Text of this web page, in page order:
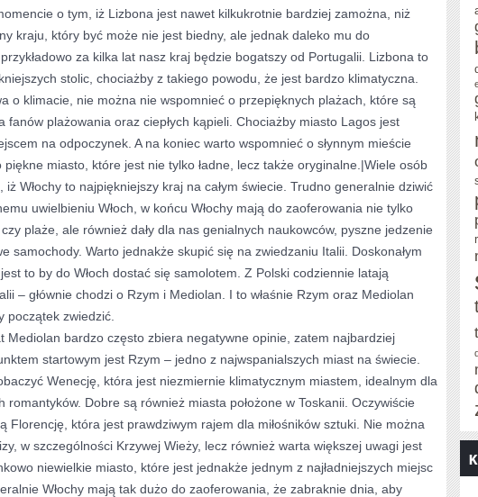
o tym, iż Lizbona jest nawet kilkukrotnie bardziej zamożna, niż
kraju, który być może nie jest biedny, ale jednak daleko mu do
za kilka lat nasz kraj będzie bogatszy od Portugalii. Lizbona to
stolic, chociażby z takiego powodu, że jest bardzo klimatyczna.
o klimacie, nie można nie wspomnieć o przepięknych plażach, które są
fanów plażowania oraz ciepłych kąpieli. Chociażby miasto Lagos jest
na odpoczynek. A na koniec warto wspomnieć o słynnym mieście
piękne miasto, które jest nie tylko ładne, lecz także oryginalne.|Wiele osób
iż Włochy to najpiękniejszy kraj na całym świecie. Trudno generalnie dziwić
uwielbieniu Włoch, w końcu Włochy mają do zaoferowania nie tylko
plaże, ale również dały dla nas genialnych naukowców, pyszne jedzenie
samochody. Warto jednakże skupić się na zwiedzaniu Italii. Doskonałym
to by do Włoch dostać się samolotem. Z Polski codziennie latają
– głównie chodzi o Rzym i Mediolan. I to właśnie Rzym oraz Mediolan
początek zwiedzić.
Mediolan bardzo często zbiera negatywne opinie, zatem najbardziej
startowym jest Rzym – jedno z najwspanialszych miast na świecie.
Wenecję, która jest niezmiernie klimatycznym miastem, idealnym dla
romantyków. Dobre są również miasta położone w Toskanii. Oczywiście
Florencję, która jest prawdziwym rajem dla miłośników sztuki. Nie można
w szczególności Krzywej Wieży, lecz również warta większej uwagi jest
niewielkie miasto, które jest jednakże jednym z najładniejszych miejsc
Włochy mają tak dużo do zaoferowania, że zabraknie dnia, aby